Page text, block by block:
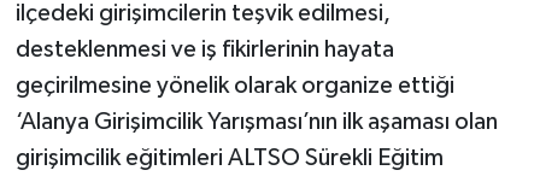
ilçedeki girişimcilerin teşvik edilmesi,
desteklenmesi ve iş fikirlerinin hayata
geçirilmesine yönelik olarak organize ettiği
‘Alanya Girişimcilik Yarışması’nın ilk aşaması olan
girişimcilik eğitimleri ALTSO Sürekli Eğitim